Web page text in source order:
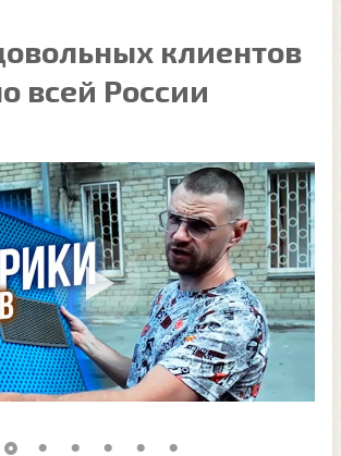
клиентов
всей России